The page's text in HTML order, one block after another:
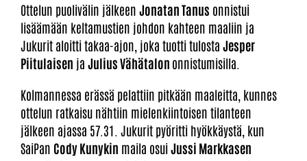
Ottelun puolivälin jälkeen Jonatan Tanus onnistui
lisäämään keltamustien johdon kahteen maaliin ja
Jukurit aloitti takaa-ajon, joka tuotti tulosta Jesper
Piitulaisen ja Julius Vähätalon onnistumisilla.
Kolmannessa erässä pelattiin pitkään maaleitta, kunnes
ottelun ratkaisu nähtiin mielenkiintoisen tilanteen
jälkeen ajassa 57.31. Jukurit pyöritti hyökkäystä, kun
SaiPan Cody Kunykin maila osuiJussi Markkasen